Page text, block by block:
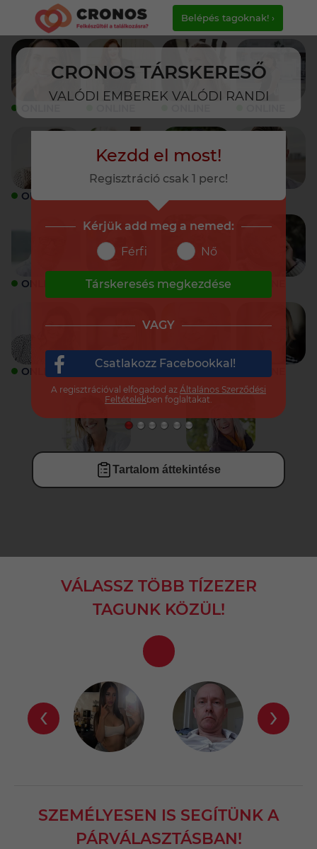
CRONOS TÁRSKERESŐ
VALÓDI EMBEREK VALÓDI RANDI
Belépés tagoknak! ›
ONLINE ONLINE
ONLINE ONLINE ONLINE
ONLINE ONLINE ONLINE
Tartalom áttekintése
VÁLASSZ TÖBB TÍZEZER
TAGUNK KÖZÜL!
‹ ›
SZEMÉLYESEN IS SEGÍTÜNK A
PÁRVÁLASZTÁSBAN!
Kezdd el most!
Regisztráció csak 1 perc!
Kérjük add meg a nemed:
Férfi
Nő
Társkeresés megkezdése
VAGY
Csatlakozz Facebookkal!
A regisztrációval elfogadod az Általános Szerződési
Feltételekben foglaltakat.